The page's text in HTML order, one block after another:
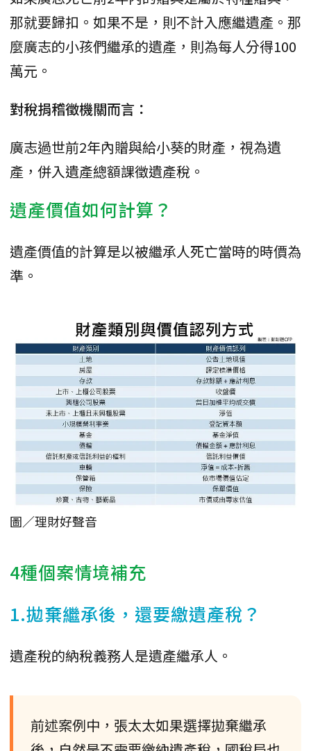
那就要歸扣。如果不是，則不計入應繼遺產。那
麼廣志的小孩們繼承的遺產，則為每人分得100
萬元。
對稅捐稽徵機關而言：
廣志過世前2年內贈與給小葵的財產，視為遺
產，併入遺產總額課徵遺產稅。
遺產價值如何計算？
遺產價值的計算是以被繼承人死亡當時的時價為
準。
圖／理財好聲音
4種個案情境補充
1.拋棄繼承後，還要繳遺產稅？
遺產稅的納稅義務人是遺產繼承人。
前述案例中，張太太如果選擇拋棄繼承